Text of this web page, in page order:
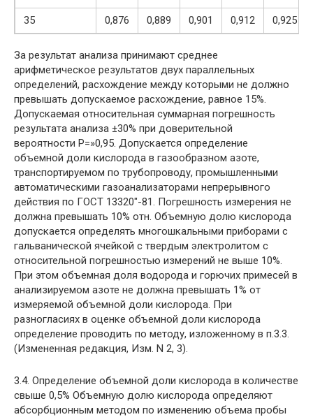
35
0,876 0,889 0,901 0,912 0,925
За результат анализа принимают среднее
арифметическое результатов двух параллельных
определений, расхождение между которыми не должно
превышать допускаемое расхождение, равное 15%.
Допускаемая относительная суммарная погрешность
результата анализа ±30% при доверительной
вероятности P=»0,95. Допускается определение
объемной доли кислорода в газообразном азоте,
транспортируемом по трубопроводу, промышленными
автоматическими газоанализаторами непрерывного
действия по ГОСТ 13320″-81. Погрешность измерения не
должна превышать 10% отн. Объемную долю кислорода
допускается определять многошкальными приборами с
гальванической ячейкой с твердым электролитом с
относительной погрешностью измерений не выше 10%.
При этом объемная доля водорода и горючих примесей в
анализируемом азоте не должна превышать 1% от
измеряемой объемной доли кислорода. При
разногласиях в оценке объемной доли кислорода
определение проводить по методу, изложенному в п.3.3.
(Измененная редакция, Изм. N 2, 3).
3.4. Определение объемной доли кислорода в количестве
свыше 0,5% Объемную долю кислорода определяют
абсорбционным методом по изменению объема пробы